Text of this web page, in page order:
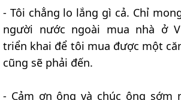
- Tôi chẳng lo lắng gì cả. Chỉ
người nước ngoài mua nhà ở
triển khai để tôi mua được một
cũng sẽ phải đến.
- Cảm ơn ông và chúc ông sớm